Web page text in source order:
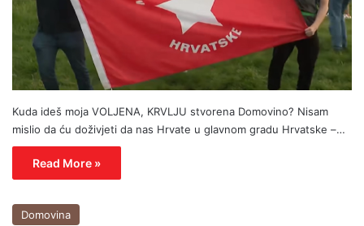
Kuda ideš moja VOLJENA, KRVLJU stvorena Domovino? Nisam
mislio da ću doživjeti da nas Hrvate u glavnom gradu Hrvatske –…
Read More »
Domovina